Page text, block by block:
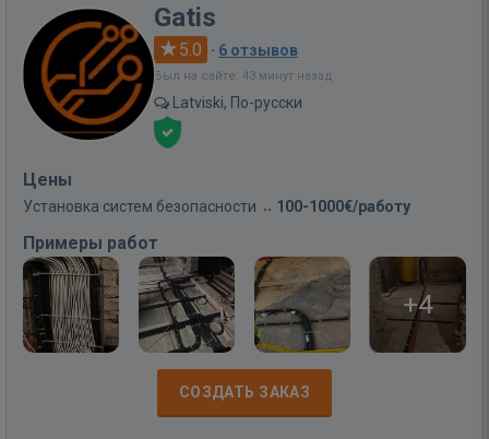
Gatis
5.0 · 6 отзывов
Был на сайте: 43 минут назад
Latviski, По-русски
Цены
Установка систем безопасности 100-1000€/работу
Примеры работ
+4
СОЗДАТЬ ЗАКАЗ